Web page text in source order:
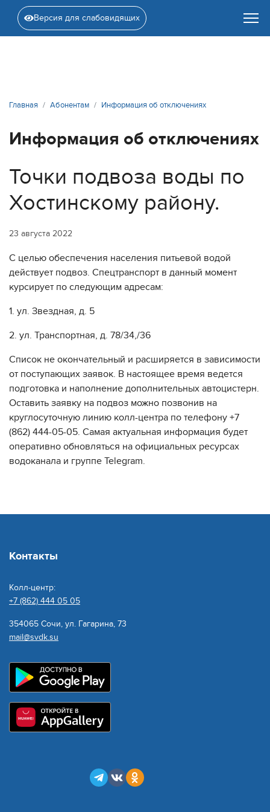
Версия для слабовидящих
Главная Абонентам Информация об отключениях
Информация об отключениях
Точки подвоза воды по
Хостинскому району.
23 августа 2022
С целью обеспечения населения питьевой водой
действует подвоз. Спецтранспорт в данный момент
курсирует по следующим адресам:
1. ул. Звездная, д. 5
2. ул. Транспортная, д. 78/34,/36
Список не окончательный и расширяется в зависимости
от поступающих заявок. В настоящее время ведется
подготовка и наполнение дополнительных автоцистерн.
Оставить заявку на подвоз можно позвонив на
круглосуточную линию колл-центра по телефону +7
(862) 444-05-05. Самая актуальная информация будет
оперативно обновляться на официальных ресурсах
водоканала и группе Telegram.
Контакты
Колл-центр:
+7 (862) 444 05 05
354065 Сочи, ул. Гагарина, 73
mail@svdk.su